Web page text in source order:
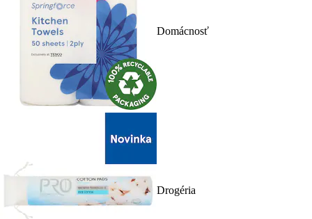
Domácnosť
Drogéria